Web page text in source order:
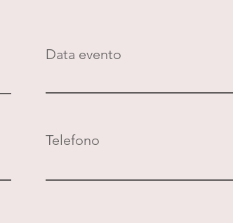
Data evento
Telefono